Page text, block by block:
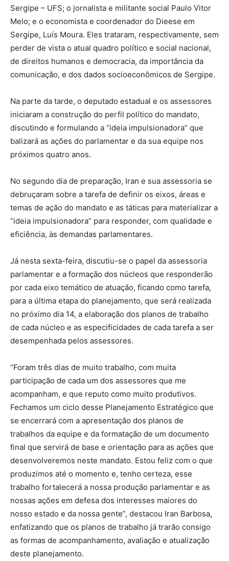
Sergipe – UFS; o jornalista e militante social Paulo Vitor
Melo; e o economista e coordenador do Dieese em
Sergipe, Luís Moura. Eles trataram, respectivamente, sem
perder de vista o atual quadro político e social nacional,
de direitos humanos e democracia, da importância da
comunicação, e dos dados socioeconômicos de Sergipe.
Na parte da tarde, o deputado estadual e os assessores
iniciaram a construção do perfil político do mandato,
discutindo e formulando a “ideia impulsionadora” que
balizará as ações do parlamentar e da sua equipe nos
próximos quatro anos.
No segundo dia de preparação, Iran e sua assessoria se
debruçaram sobre a tarefa de definir os eixos, áreas e
temas de ação do mandato e as táticas para materializar a
“ideia impulsionadora” para responder, com qualidade e
eficiência, às demandas parlamentares.
Já nesta sexta-feira, discutiu-se o papel da assessoria
parlamentar e a formação dos núcleos que responderão
por cada eixo temático de atuação, ficando como tarefa,
para a última etapa do planejamento, que será realizada
no próximo dia 14, a elaboração dos planos de trabalho
de cada núcleo e as especificidades de cada tarefa a ser
desempenhada pelos assessores.
“Foram três dias de muito trabalho, com muita
participação de cada um dos assessores que me
acompanham, e que reputo como muito produtivos.
Fechamos um ciclo desse Planejamento Estratégico que
se encerrará com a apresentação dos planos de
trabalhos da equipe e da formatação de um documento
final que servirá de base e orientação para as ações que
desenvolveremos neste mandato. Estou feliz com o que
produzimos até o momento e, tenho certeza, esse
trabalho fortalecerá a nossa produção parlamentar e as
nossas ações em defesa dos interesses maiores do
nosso estado e da nossa gente”, destacou Iran Barbosa,
enfatizando que os planos de trabalho já trarão consigo
as formas de acompanhamento, avaliação e atualização
deste planejamento.